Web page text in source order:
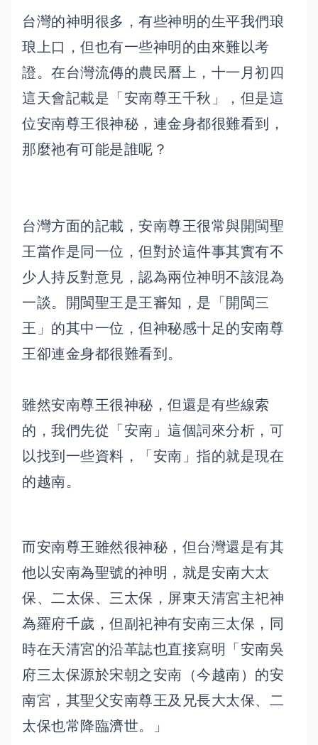
台灣的神明很多，有些神明的生平我們琅
琅上口，但也有一些神明的由來難以考
證。在台灣流傳的農民曆上，十一月初四
這天會記載是「安南尊王千秋」，但是這
位安南尊王很神秘，連金身都很難看到，
那麼祂有可能是誰呢？
台灣方面的記載，安南尊王很常與開閩聖
王當作是同一位，但對於這件事其實有不
少人持反對意見，認為兩位神明不該混為
一談。開閩聖王是王審知，是「開閩三
王」的其中一位，但神秘感十足的安南尊
王卻連金身都很難看到。
雖然安南尊王很神秘，但還是有些線索
的，我們先從「安南」這個詞來分析，可
以找到一些資料，「安南」指的就是現在
的越南。
而安南尊王雖然很神秘，但台灣還是有其
他以安南為聖號的神明，就是安南大太
保、二太保、三太保，屏東天清宮主祀神
為羅府千歲，但副祀神有安南三太保，同
時在天清宮的沿革誌也直接寫明「安南吳
府三太保源於宋朝之安南（今越南）的安
南宮，其聖父安南尊王及兄長大太保、二
太保也常降臨濟世。」